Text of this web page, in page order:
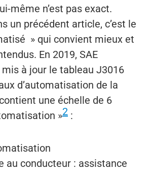
même n’est pas exact.
un précédent article, c’est le
» qui convient mieux et
En 2019, SAE
à jour le tableau J3016
d’automatisation de la
une échelle de 6
»2 :
au conducteur : assistance